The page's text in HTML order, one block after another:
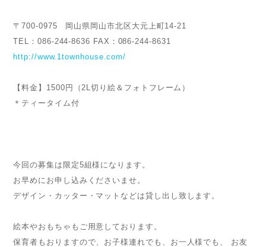
〒700-0975 岡山県岡山市北区大元上町14-21
TEL：086-244-8636 FAX：086-244-8631
http://www.1townhouse.com/
【料金】1500円（2L切り絵＆フォトフレーム）
＊ティータイム付
今回の募集は限定5組様になります。
お早めにお申し込みくださいませ。
デザイン・カッター・マットなどは貸し出し致します。
絵本やおもちゃもご用意しております。
保育者もおりますので、お子様連れでも、お一人様でも、 お友